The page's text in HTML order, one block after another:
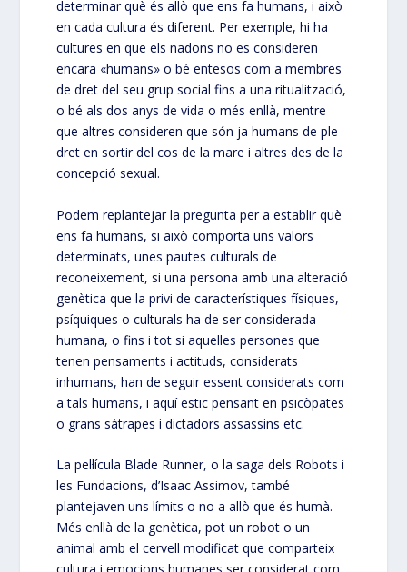
determinar què és allò que ens fa humans, i això
en cada cultura és diferent. Per exemple, hi ha
cultures en que els nadons no es consideren
encara «humans» o bé entesos com a membres
de dret del seu grup social fins a una ritualització,
o bé als dos anys de vida o més enllà, mentre
que altres consideren que són ja humans de ple
dret en sortir del cos de la mare i altres des de la
concepció sexual.
Podem replantejar la pregunta per a establir què
ens fa humans, si això comporta uns valors
determinats, unes pautes culturals de
reconeixement, si una persona amb una alteració
genètica que la privi de característiques físiques,
psíquiques o culturals ha de ser considerada
humana, o fins i tot si aquelles persones que
tenen pensaments i actituds, considerats
inhumans, han de seguir essent considerats com
a tals humans, i aquí estic pensant en psicòpates
o grans sàtrapes i dictadors assassins etc.
La pel·lícula Blade Runner, o la saga dels Robots i
les Fundacions, d’Isaac Assimov, també
plantejaven uns límits o no a allò que és humà.
Més enllà de la genètica, pot un robot o un
animal amb el cervell modificat que comparteix